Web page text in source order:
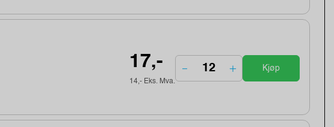
17,-
14,- Eks. Mva.
Kjøp